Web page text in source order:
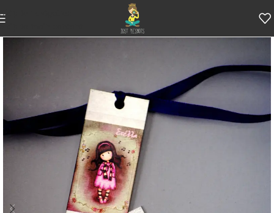
Skip to navigation
Skip to main content